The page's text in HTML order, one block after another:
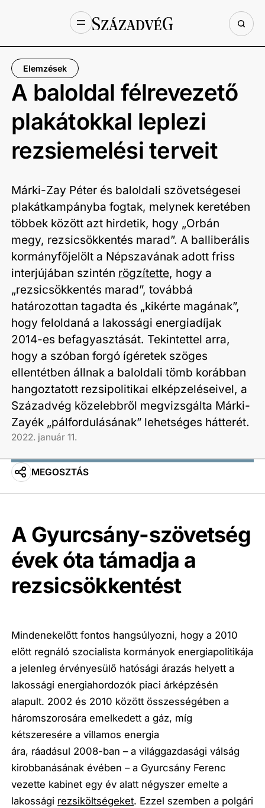
Elemzések
A baloldal félrevezető
plakátokkal leplezi
rezsiemelési terveit
Márki-Zay Péter és baloldali szövetségesei
plakátkampányba fogtak, melynek keretében
többek között azt hirdetik, hogy „Orbán
megy, rezsicsökkentés marad”. A balliberális
kormányfőjelölt a Népszavának adott friss
interjújában szintén rögzítette, hogy a
„rezsicsökkentés marad”, továbbá
határozottan tagadta és „kikérte magának”,
hogy feloldaná a lakossági energiadíjak
2014-es befagyasztását. Tekintettel arra,
hogy a szóban forgó ígéretek szöges
ellentétben állnak a baloldali tömb korábban
hangoztatott rezsipolitikai elképzeléseivel, a
Századvég közelebbről megvizsgálta Márki-
Zayék „pálfordulásának” lehetséges hátterét.
2022. január 11.
MEGOSZTÁS
A Gyurcsány-szövetség
évek óta támadja a
rezsicsökkentést
Mindenekelőtt fontos hangsúlyozni, hogy a 2010
előtt regnáló szocialista kormányok energiapolitikája
a jelenleg érvényesülő hatósági árazás helyett a
lakossági energiahordozók piaci árképzésén
alapult. 2002 és 2010 között összességében a
háromszorosára emelkedett a gáz, míg
kétszeresére a villamos energia
ára, ráadásul 2008-ban – a világgazdasági válság
kirobbanásának évében – a Gyurcsány Ferenc
vezette kabinet egy év alatt négyszer emelte a
lakossági rezsiköltségeket. Ezzel szemben a polgári